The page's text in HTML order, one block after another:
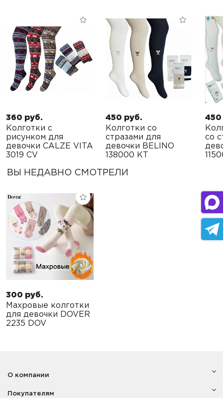
360 руб.
Колготки с
рисунком для
девочки CALZE VITA
3019 CV
450 руб.
Колготки со
стразами для
девочки BELINO
138000 KТ
450
со
ВЫ НЕДАВНО СМОТРЕЛИ
300 руб.
Махровые колготки
для девочки DOVER
2235 DOV
Покупателям
О компании